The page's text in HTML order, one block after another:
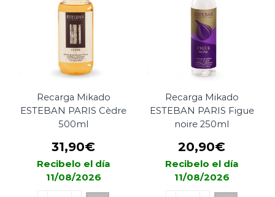
Recarga Mikado
ESTEBAN PARIS Cèdre
500ml
31,90€
Recibelo el día
11/08/2026
Recarga Mikado
ESTEBAN PARIS Figue
noire 250ml
20,90€
Recibelo el día
11/08/2026